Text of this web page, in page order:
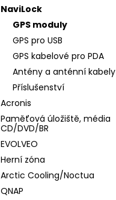
NaviLock
GPS moduly
GPS pro USB
GPS kabelové pro PDA
Antény a anténní kabely
Příslušenství
Acronis
Paměťová úložiště, média
CD/DVD/BR
EVOLVEO
Herní zóna
Arctic Cooling/Noctua
QNAP